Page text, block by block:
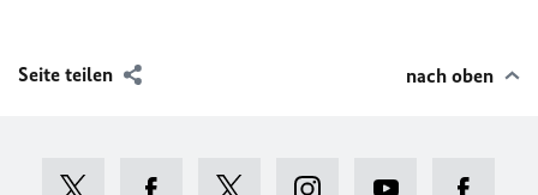
Seite teilen nach oben